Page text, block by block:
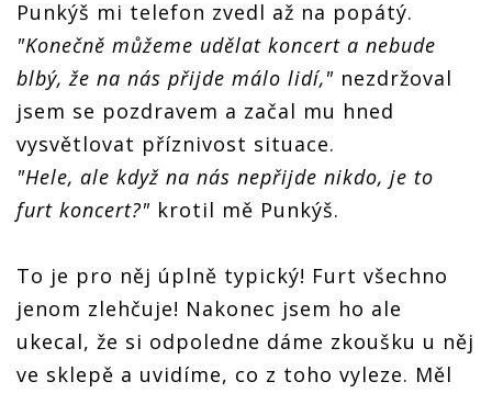
Punkýš mi telefon zvedl až na popátý.
"Konečně můžeme udělat koncert a nebude
blbý, že na nás přijde málo lidí," nezdržoval
jsem se pozdravem a začal mu hned
vysvětlovat příznivost situace.
"Hele, ale když na nás nepřijde nikdo, je to
furt koncert?" krotil mě Punkýš.
To je pro něj úplně typický! Furt všechno
jenom zlehčuje! Nakonec jsem ho ale
ukecal, že si odpoledne dáme zkoušku u něj
ve sklepě a uvidíme, co z toho vyleze. Měl